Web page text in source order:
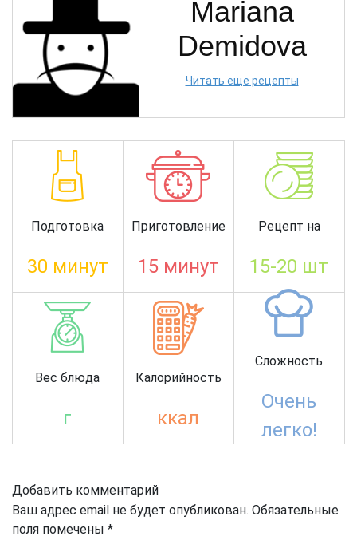
Mariana
Demidova
Читать еще рецепты
Подготовка
30 минут
Приготовление
15 минут
Рецепт на
15-20 шт
Вес блюда
г
Калорийность
ккал
Сложность
Очень
легко!
Добавить комментарий
Ваш адрес email не будет опубликован. Обязательные
поля помечены *